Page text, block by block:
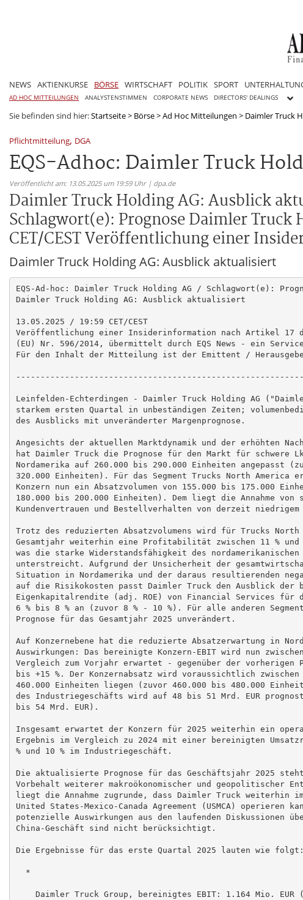
NEWS AKTIENKURSE BÖRSE WIRTSCHAFT POLITIK SPORT
AD HOC MITTEILUNGEN ANALYSTENSTIMMEN CORPORATE NEWS DIRECTORS' DEALINGS
Sie befinden sind hier:Startseite> Börse>Ad Hoc Mitteilungen > Daimler Truck
Pflichtmitteilung, DGA
EQS-Adhoc: Daimler Truck
Veröffentlicht am: 13.05.2025 um 19:59 Uhr | dpa.de
Daimler Truck Holding AG: Ausblick
Schlagwort(e): Prognose Daimler
CET/CEST Veröffentlichung einer
Daimler Truck Holding AG: Ausblick aktualisiert
EQS-Ad-hoc: Daimler Truck Holding AG / Schlagwort(e):
Daimler Truck Holding AG: Ausblick aktualisiert
13.05.2025 / 19:59 CET/CEST
Veröffentlichung einer Insiderinformation nach Artikel 17
(EU) Nr. 596/2014, übermittelt durch EQS News - ein Service
Für den Inhalt der Mitteilung ist der Emittent /
Leinfelden-Echterdingen - Daimler Truck Holding AG
starkem ersten Quartal in unbeständigen Zeiten;
des Ausblicks mit unveränderter Margenprognose.
Angesichts der aktuellen Marktdynamik und der erhöhten
hat Daimler Truck die Prognose für den Markt für schwere
Nordamerika auf 260.000 bis 290.000 Einheiten angepasst
320.000 Einheiten). Für das Segment Trucks North America
Konzern nun ein Absatzvolumen von 155.000 bis 175.000
180.000 bis 200.000 Einheiten). Dem liegt die Annahme von
Kundenvertrauen und Bestellverhalten von derzeit niedrigem
Trotz des reduzierten Absatzvolumens wird für Trucks North
Gesamtjahr weiterhin eine Profitabilität zwischen 11 % und
was die starke Widerstandsfähigkeit des nordamerikanischen
unterstreicht. Aufgrund der Unsicherheit der
Situation in Nordamerika und der daraus resultierenden
auf die Risikokosten passt Daimler Truck den Ausblick der
Eigenkapitalrendite (adj. ROE) von Financial Services für
6 % bis 8 % an (zuvor 8 % - 10 %). Für alle anderen
Prognose für das Gesamtjahr 2025 unverändert.
Auf Konzernebene hat die reduzierte Absatzerwartung in
Auswirkungen: Das bereinigte Konzern-EBIT wird nun
Vergleich zum Vorjahr erwartet - gegenüber der vorherigen
bis +15 %. Der Konzernabsatz wird voraussichtlich zwischen
460.000 Einheiten liegen (zuvor 460.000 bis 480.000
des Industriegeschäfts wird auf 48 bis 51 Mrd. EUR
bis 54 Mrd. EUR).
Insgesamt erwartet der Konzern für 2025 weiterhin ein
Ergebnis im Vergleich zu 2024 mit einer bereinigten
% und 10 % im Industriegeschäft.
Die aktualisierte Prognose für das Geschäftsjahr 2025
Vorbehalt weiterer makroökonomischer und geopolitischer
liegt die Annahme zugrunde, dass Daimler Truck weiterhin im
United States-Mexico-Canada Agreement (USMCA) operieren
potenzielle Auswirkungen aus den laufenden Diskussionen
China-Geschäft sind nicht berücksichtigt.
Die Ergebnisse für das erste Quartal 2025 lauten wie folgt:
  *
Daimler Truck Group, bereinigtes EBIT: 1.164 Mio. EUR